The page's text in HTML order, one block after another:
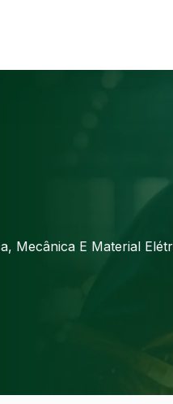
Mecânica E Material